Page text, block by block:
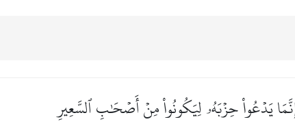
يَدۡعُواْ حِزۡبَهُۥ لِيَكُونُواْ مِنۡ أَصۡحَٰبِ ٱلسَّعِيرِ